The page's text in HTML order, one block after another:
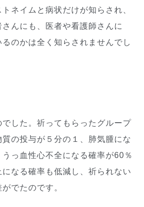
ネイムと病状だけが知らされ、
んにも、医者や看護師さんに
のかは全く知らされませんでし
した。祈ってもらったグループ
の投与が５分の１、肺気腫にな
っ血性心不全になる確率が60％
なる確率も低減し、祈られない
でたのです。